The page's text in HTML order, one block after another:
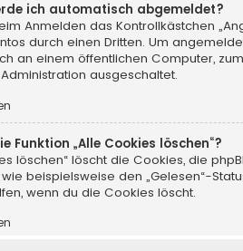
ich automatisch abgemeldet?
Anmelden das Kontrollkästchen
durch einen Dritten. Um
an einem öffentlichen Computer,
ausgeschaltet.
Funktion „Alle Cookies löschen“?
löschen“ löscht die Cookies, die
wie beispielsweise den „Gelesen“-
wenn du die Cookies löscht.